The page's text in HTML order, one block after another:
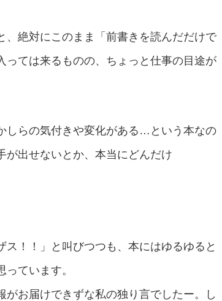
、絶対にこのまま「前書きを読んだだけで
っては来るものの、ちょっと仕事の目途が
しらの気付きや変化がある…という本なの
が出せないとか、本当にどんだけ
！！」と叫びつつも、本にはゆるゆると
ています。
がお届けできずな私の独り言でしたー。し